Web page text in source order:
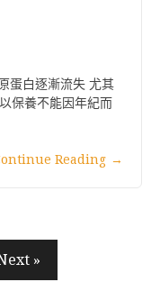
蛋白逐漸流失 尤其
保養不能因年紀而
Reading →
»